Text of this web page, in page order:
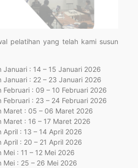
pelatihan yang telah kami susun
Januari : 14 – 15 Januari 2026
Januari : 22 – 23 Januari 2026
Februari : 09 – 10 Februari 2026
Februari : 23 – 24 Februari 2026
Maret : 05 – 06 Maret 2026
Maret : 16 – 17 Maret 2026
April : 13 – 14 April 2026
April : 20 – 21 April 2026
Mei : 11 – 12 Mei 2026
Mei : 25 – 26 Mei 2026